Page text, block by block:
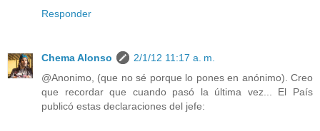
Responder
Chema Alonso
2/1/12 11:17 a. m.
@Anonimo, (que no sé porque lo pones en anónimo). Creo
que recordar que cuando pasó la última vez... El País
publicó estas declaraciones del jefe: